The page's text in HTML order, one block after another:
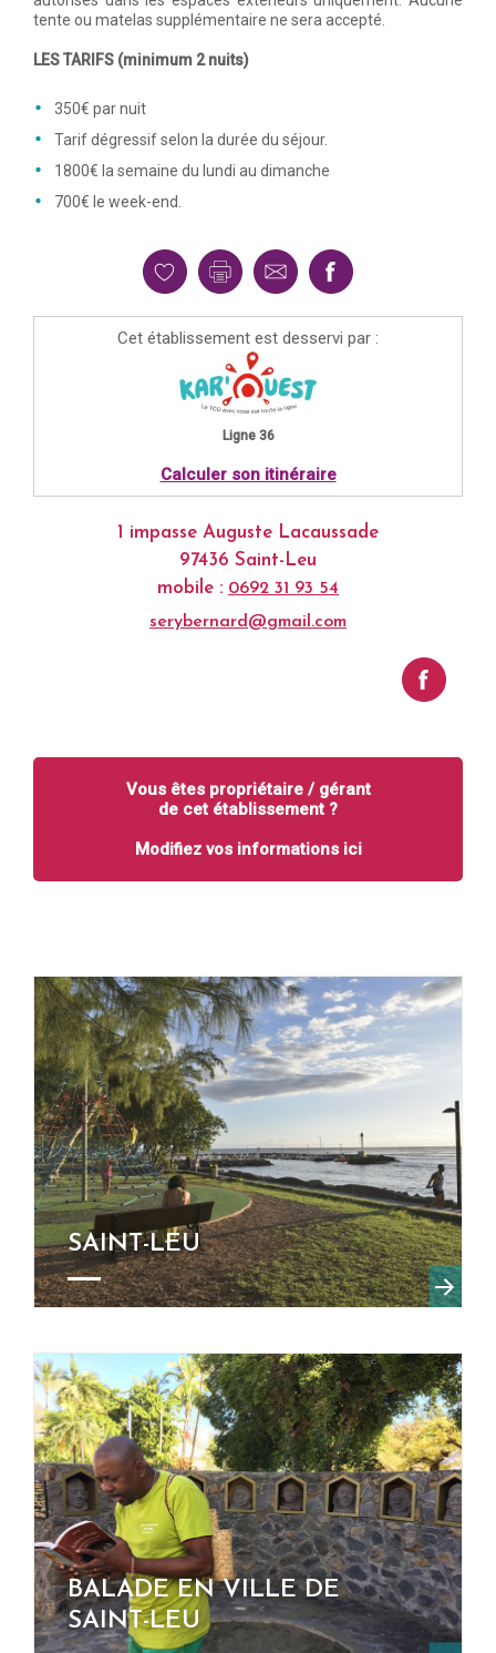
tente ou matelas supplémentaire ne sera accepté.
LES TARIFS (minimum 2 nuits)
350€ par nuit
Tarif dégressif selon la durée du séjour.
1800€ la semaine du lundi au dimanche
700€ le week-end.
Cet établissement est desservi par :
Ligne 36
Calculer son itinéraire
1 impasse Auguste Lacaussade
97436 Saint-Leu
mobile : 0692 31 93 54
serybernard@gmail.com
Vous êtes propriétaire / gérant
de cet établissement ?
Modifiez vos informations ici
SAINT-LEU
BALADE EN VILLE DE
SAINT-LEU